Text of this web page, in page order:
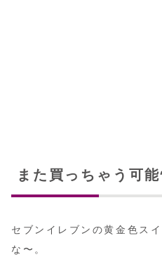
また買っちゃう可能
セブンイレブンの黄金色ス
な〜。